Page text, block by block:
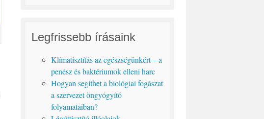
Legfrissebb írásaink
Klímatisztítás az egészségünkért – a
penész és baktériumok elleni harc
Hogyan segíthet a biológiai fogászat
a szervezet öngyógyító
folyamataiban?